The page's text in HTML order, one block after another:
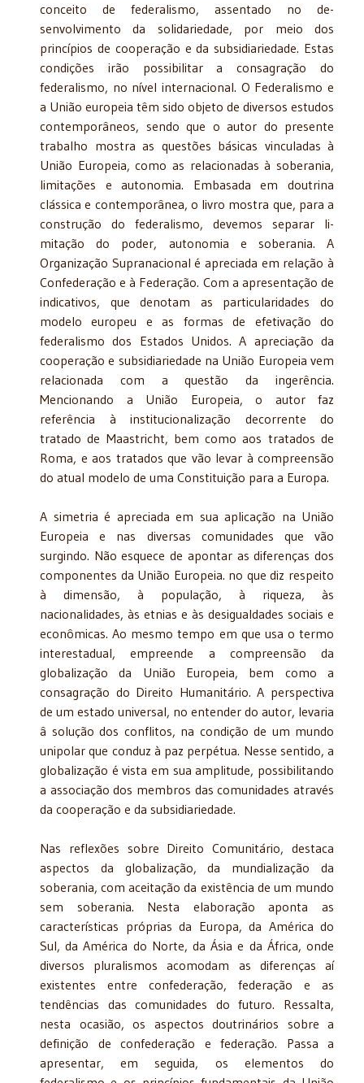
conceito de federalismo, assentado no de­
senvolvimento da solidariedade, por meio dos
princípios de cooperação e da subsidiariedade. Estas
condições irão possibilitar a consagração do
federalismo, no nível internacional. O Federalismo e
a União europeia têm sido objeto de diversos estudos
contemporâneos, sen­do que o autor do presente
trabalho mostra as questões básicas vinculadas à
União Europeia, como as relacionadas à soberania,
limitações e autonomia. Embasada em doutrina
clássica e contemporânea, o livro mostra que, para a
construção do federalismo, devemos separar li­
mitação do poder, autonomia e soberania. A
Organização Supranacional é apreciada em re­lação à
Confederação e à Federação. Com a apresentação de
indicativos, que denotam as particularidades do
modelo europeu e as formas de efetivação do
federalismo dos Estados Unidos. A apreciação da
cooperação e subsidiariedade na União Europeia vem
relacionada com a questão da ingerência.
Mencionando a União Europeia, o autor faz
referência à insti­tucionalização decorrente do
tratado de Maastricht, bem como aos tratados de
Roma, e aos tratados que vão levar à compreensão
do atual modelo de uma Constituição para a Europa.
A simetria é apreciada em sua aplicação na União
Europeia e nas diversas comunida­des que vão
surgindo. Não esquece de apontar as diferenças dos
componentes da União Europeia. no que diz respeito
à dimensão, à população, à riqueza, às
nacionalidades, às etnias e às desigualdades sociais e
econômicas. Ao mesmo tempo em que usa o termo
interestadual, empreende a compreensão da
globalização da União Europeia, bem como a
consagração do Direito Humanitário. A perspectiva
de um estado universal, no entender do autor, levaria
â solução dos conflitos, na condição de um mundo
unipolar que conduz à paz perpétua. Nesse sentido, a
globalização é vista em sua amplitude, possibilitando
a associação dos membros das comunidades através
da cooperação e da subsidiariedade.
Nas reflexões sobre Direito Comunitário, destaca
aspectos da globalização, da mundialização da
soberania, com aceitação da existência de um mundo
sem soberania. Nesta elaboração aponta as
características próprias da Europa, da América do
Sul, da América do Norte, da Ásia e da África, onde
diversos pluralismos acomodam as diferenças aí
existentes entre confederação, federação e as
tendências das comunidades do futuro. Ressalta,
nesta ocasião, os aspectos doutrinários sobre a
definição de confederação e federação. Passa a
apresentar, em seguida, os elementos do